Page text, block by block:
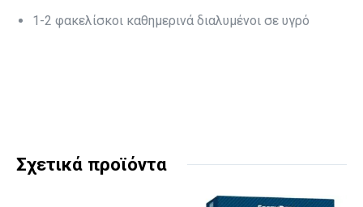
1-2 φακελίσκοι καθημερινά διαλυμένοι σε υγρό
Σχετικά προϊόντα